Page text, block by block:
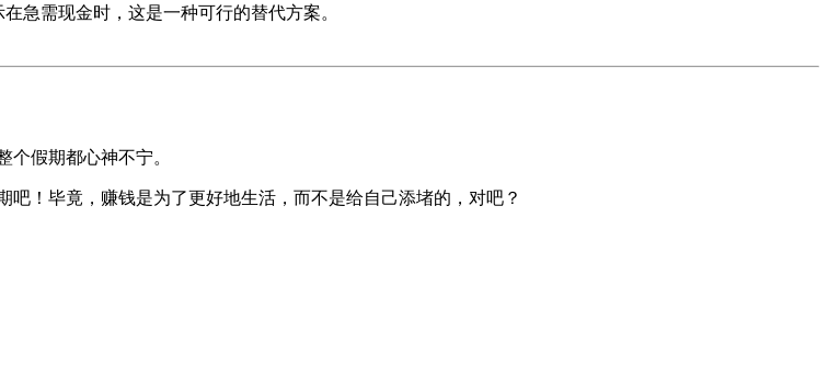
急需现金时，这是一种可行的替代方案。
假期都心神不宁。
吧！毕竟，赚钱是为了更好地生活，而不是给自己添堵的，对吧？